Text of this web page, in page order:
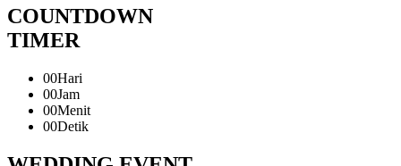
COUNTDOWN
TIMER
00Hari
00Jam
00Menit
00Detik